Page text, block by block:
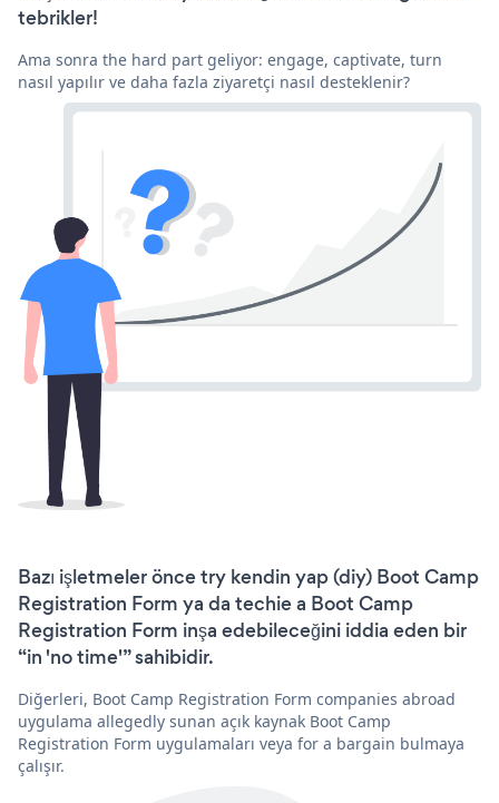
tebrikler!
Ama sonra the hard part geliyor: engage, captivate, turn
nasıl yapılır ve daha fazla ziyaretçi nasıl desteklenir?
Bazı işletmeler önce try kendin yap (diy) Boot Camp
Registration Form ya da techie a Boot Camp
Registration Form inşa edebileceğini iddia eden bir
“in 'no time'” sahibidir.
Diğerleri, Boot Camp Registration Form companies abroad
uygulama allegedly sunan açık kaynak Boot Camp
Registration Form uygulamaları veya for a bargain bulmaya
çalışır.